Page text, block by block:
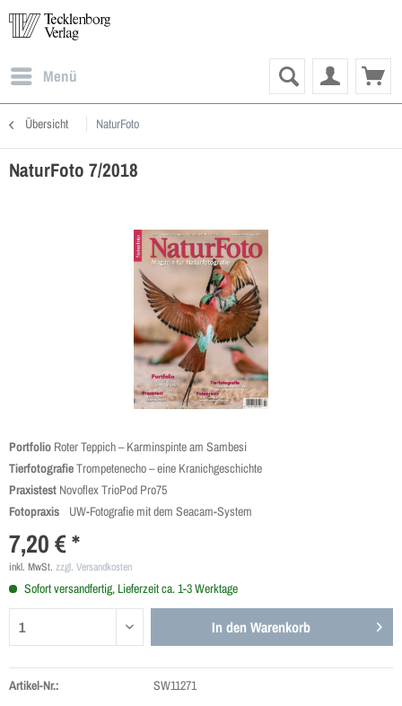
Menü
Übersicht NaturFoto
NaturFoto 7/2018
Portfolio Roter Teppich – Karminspinte am Sambesi
TierfotografieTrompetenecho – eine Kranichgeschichte
Praxistest Novoflex TrioPod Pro75
Fotopraxis
UW-Fotografie mit dem Seacam-System
7,20 € *
inkl. MwSt. zzgl. Versandkosten
Sofort versandfertig, Lieferzeit ca. 1-3 Werktage
In den Warenkorb
Artikel-Nr.: SW11271